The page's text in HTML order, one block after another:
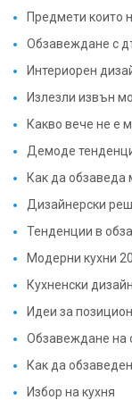
Предмети които
Обзавеждане с
Интериорен
Излезли извън
Какво вече не е
Демоде
Как да обзаведа
Дизайнерски
Тенденции в
Модерни кухни
Кухненски дизайн
Идеи за
Обзавеждане на
Как да
Избор на кухня